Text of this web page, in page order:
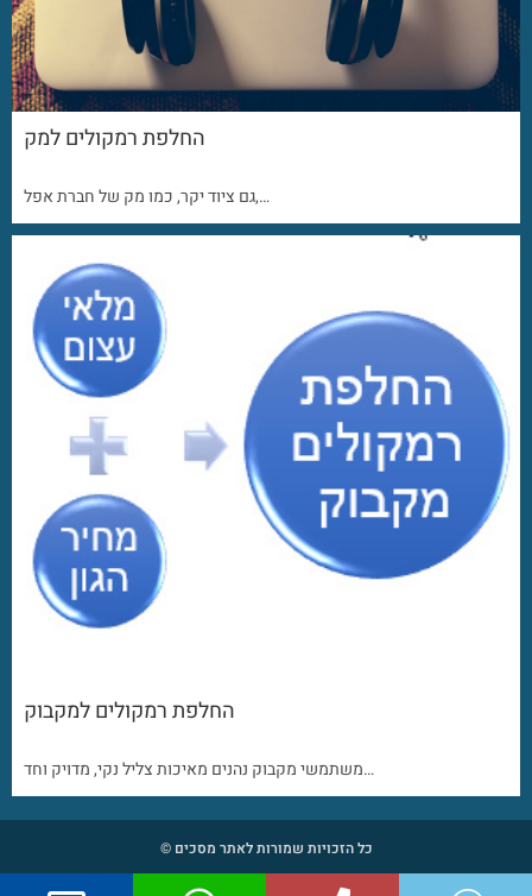
החלפת רמקולים למק
גם ציוד יקר, כמו מק של חברת אפל,…
החלפת רמקולים למקבוק
משתמשי מקבוק נהנים מאיכות צליל נקי, מדויק וחד…
כל הזכויות שמורות לאתר מסכים ©